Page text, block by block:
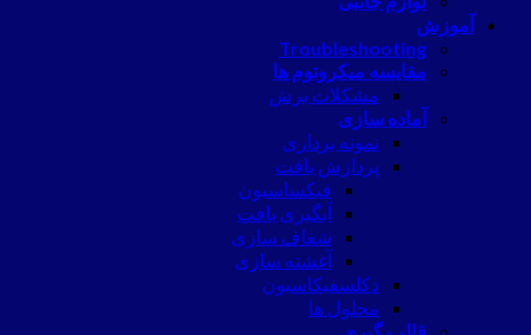
آموزش
Troubleshooting
مقایسه میکروتوم ها
مشکلات برش
آماده سازی
نمونه برداری
پردازش بافت
فیکساسیون
آبگیری بافت
شفاف سازی
آغشته سازی
دکلسفیکاسیون
محلول ها